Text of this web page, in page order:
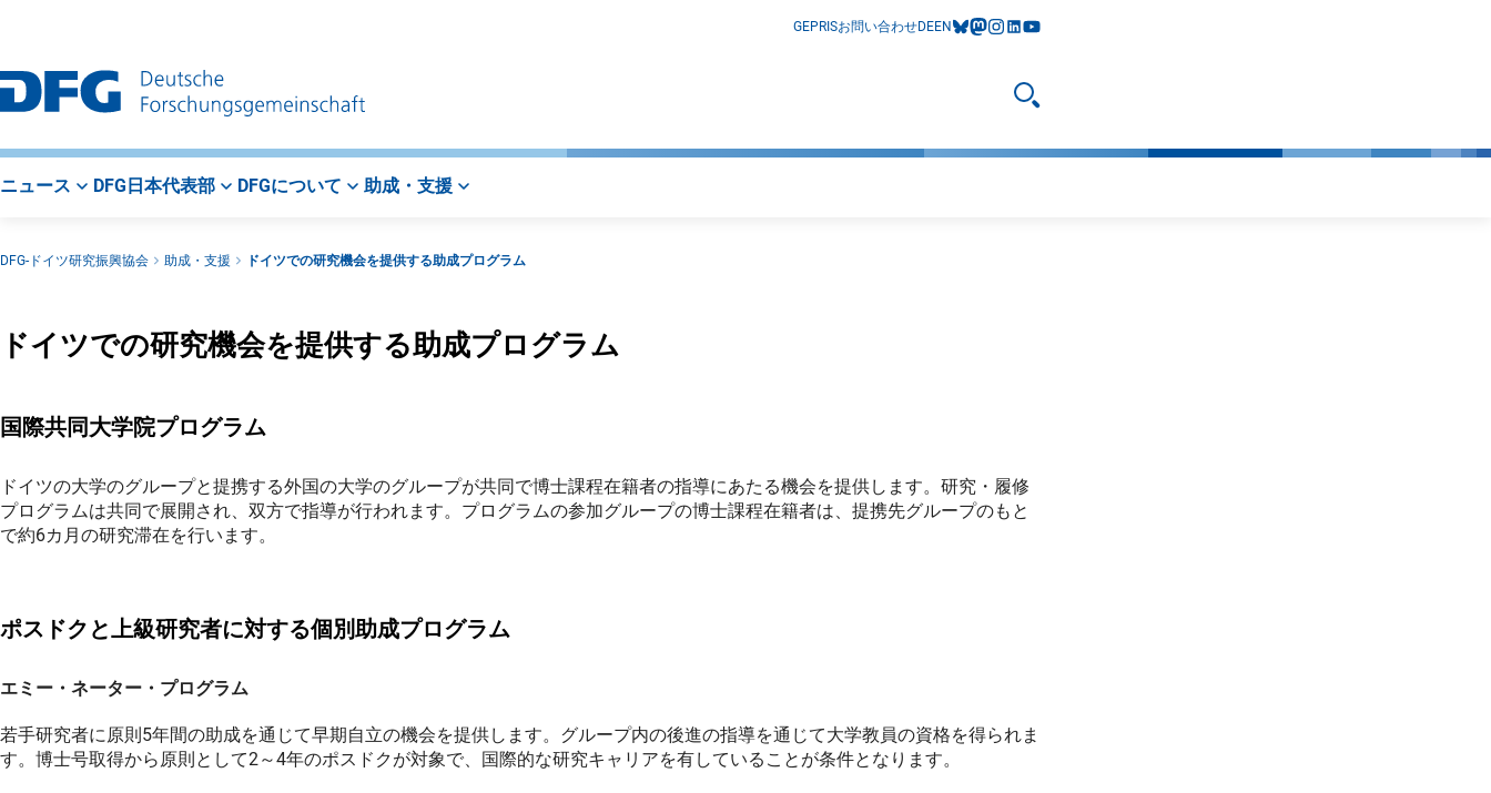
ン
メ
ニ
ー
プ
ペ
ー
GEPRISお問い合わせDEEN bluesky
mastodon
instagram
linkedIn
youtube
検索ボックスを表示
ニュース DFG日本代表部 DFGについて 助成・支援
DFG-ドイツ研究振興協会 助成・支援 ドイツでの研究機会を提供する助成プログラム
ドイツでの研究機会を提供する助成プログラム
国際共同大学院プログラム
ドイツの大学のグループと提携する外国の大学のグループが共同で博士課程在籍者の指導にあたる機会を提供します。研究・履修
プログラムは共同で展開され、双方で指導が行われます。プログラムの参加グループの博士課程在籍者は、提携先グループのもと
で約6カ月の研究滞在を行います。
ポスドクと上級研究者に対する個別助成プログラム
エミー・ネーター・プログラム
若手研究者に原則5年間の助成を通じて早期自立の機会を提供します。グループ内の後進の指導を通じて大学教員の資格を得られま
す。博士号取得から原則として2～4年のポスドクが対象で、国際的な研究キャリアを有していることが条件となります。